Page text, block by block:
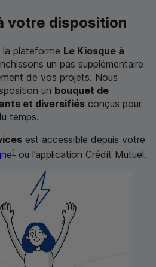
votre disposition
plateforme Le Kiosque à
un pas supplémentaire
de vos projets. Nous
un bouquet de
et diversifiés conçus pour
temps.
est accessible depuis votre
1 ou l’application Crédit Mutuel.